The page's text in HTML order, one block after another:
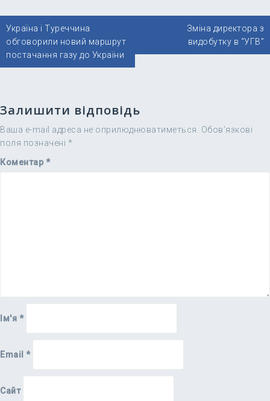
Навігація
записів
Україна і Туреччина
обговорили новий маршрут
постачання газу до України
Зміна директора з
видобутку в “УГВ”
Залишити відповідь
Ваша e-mail адреса не оприлюднюватиметься.
Обов’язкові
поля позначені *
Коментар *
Ім'я *
Email *
Сайт